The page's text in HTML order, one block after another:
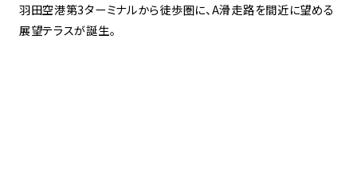
羽田空港第3ターミナルから徒歩圏に、A滑走路を間近に望める
展望テラスが誕生。